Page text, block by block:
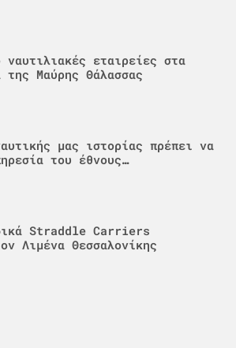
εταιρείες στα
της Μαύρης Θάλασσας
μας ιστορίας πρέπει να
του έθνους…
Straddle Carriers
Λιμένα Θεσσαλονίκης